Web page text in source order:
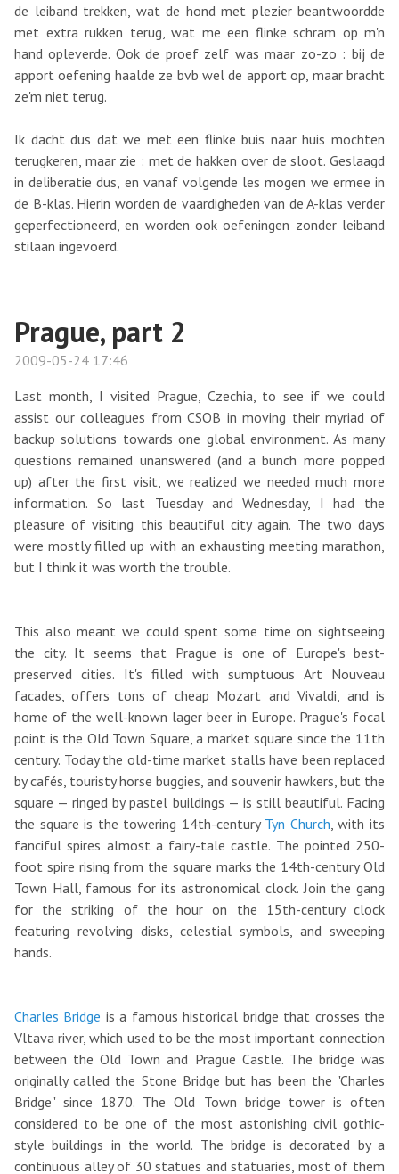
de leiband trekken, wat de hond met plezier beantwoordde
met extra rukken terug, wat me een flinke schram op m'n
hand opleverde. Ook de proef zelf was maar zo-zo : bij de
apport oefening haalde ze bvb wel de apport op, maar bracht
ze'm niet terug.
Ik dacht dus dat we met een flinke buis naar huis mochten
terugkeren, maar zie : met de hakken over de sloot. Geslaagd
in deliberatie dus, en vanaf volgende les mogen we ermee in
de B-klas. Hierin worden de vaardigheden van de A-klas verder
geperfectioneerd, en worden ook oefeningen zonder leiband
stilaan ingevoerd.
Prague, part 2
2009-05-24 17:46
Last month, I visited Prague, Czechia, to see if we could
assist our colleagues from CSOB in moving their myriad of
backup solutions towards one global environment. As many
questions remained unanswered (and a bunch more popped
up) after the first visit, we realized we needed much more
information. So last Tuesday and Wednesday, I had the
pleasure of visiting this beautiful city again. The two days
were mostly filled up with an exhausting meeting marathon,
but I think it was worth the trouble.
This also meant we could spent some time on sightseeing
the city. It seems that Prague is one of Europe's best-
preserved cities. It's filled with sumptuous Art Nouveau
facades, offers tons of cheap Mozart and Vivaldi, and is
home of the well-known lager beer in Europe. Prague's focal
point is the Old Town Square, a market square since the 11th
century. Today the old-time market stalls have been replaced
by cafés, touristy horse buggies, and souvenir hawkers, but the
square — ringed by pastel buildings — is still beautiful. Facing
the square is the towering 14th-century Tyn Church, with its
fanciful spires almost a fairy-tale castle. The pointed 250-
foot spire rising from the square marks the 14th-century Old
Town Hall, famous for its astronomical clock. Join the gang
for the striking of the hour on the 15th-century clock
featuring revolving disks, celestial symbols, and sweeping
hands.
Charles Bridge is a famous historical bridge that crosses the
Vltava river, which used to be the most important connection
between the Old Town and Prague Castle. The bridge was
originally called the Stone Bridge but has been the "Charles
Bridge" since 1870. The Old Town bridge tower is often
considered to be one of the most astonishing civil gothic-
style buildings in the world. The bridge is decorated by a
continuous alley of 30 statues and statuaries, most of them